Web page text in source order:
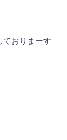
ておりまーす